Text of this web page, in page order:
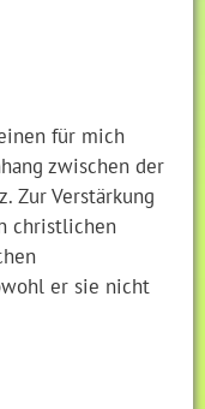
für mich
zwischen der
Zur Verstärkung
christlichen
er sie nicht